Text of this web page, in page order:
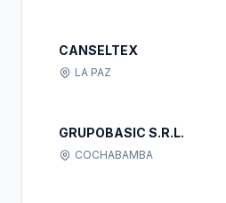
CANSELTEX
LA PAZ
GRUPOBASIC S.R.L.
COCHABAMBA